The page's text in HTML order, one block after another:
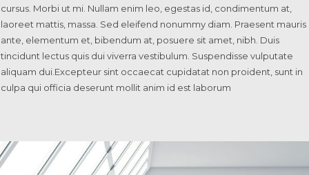
cursus. Morbi ut mi. Nullam enim leo, egestas id, condimentum at,
laoreet mattis, massa. Sed eleifend nonummy diam. Praesent mauris
ante, elementum et, bibendum at, posuere sit amet, nibh. Duis
tincidunt lectus quis dui viverra vestibulum. Suspendisse vulputate
aliquam dui.Excepteur sint occaecat cupidatat non proident, sunt in
culpa qui officia deserunt mollit anim id est laborum